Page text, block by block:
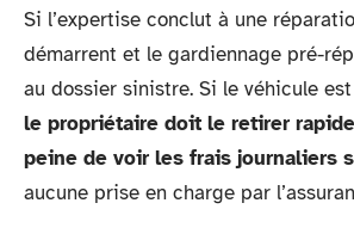
Si l’expertise conclut à une
démarrent et le gardiennage pré-
au dossier sinistre. Si le véhicule
le propriétaire doit le retirer
peine de voir les frais journaliers
aucune prise en charge par